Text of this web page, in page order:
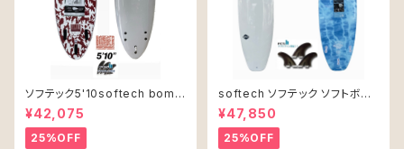
ソフテック5'10softech bomb
er ソフトボード
¥42,075
25%OFF
softech ソフテック ソフトボー
ド Lil Ripper リル リッパー
[6’0”] 40L
¥47,850
25%OFF